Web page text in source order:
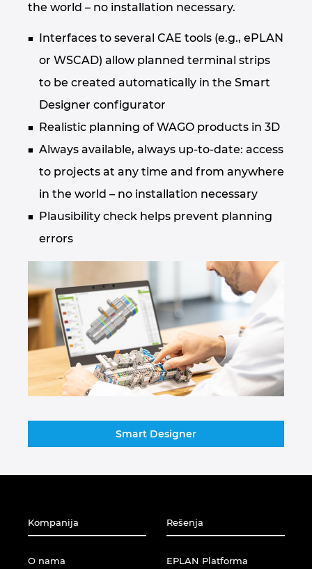
the world – no installation necessary.
Interfaces to several CAE tools (e.g., ePLAN
or WSCAD) allow planned terminal strips
to be created automatically in the Smart
Designer configurator
Realistic planning of WAGO products in 3D
Always available, always up-to-date: access
to projects at any time and from anywhere
in the world – no installation necessary
Plausibility check helps prevent planning
errors
Smart Designer
Kompanija
O nama
Rešenja
EPLAN Platforma
Slovačka
Španija
Srbija
Švajcarska
Švedska
Tajland
Tajvan
Turska
Ujedinjeni Arapski Emirati
Velika Britanija